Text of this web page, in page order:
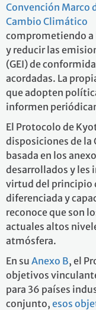
Convención Marco
Cambio Climático
comprometiendo
y reducir las
(GEI) de
acordadas. La
que adopten
informen
El Protocolo de
disposiciones de la
basada en los
desarrollados y les
virtud del principio
diferenciada y
reconoce que son
actuales altos
atmósfera.
En su Anexo B, el
objetivos
para 36 países
conjunto, esos